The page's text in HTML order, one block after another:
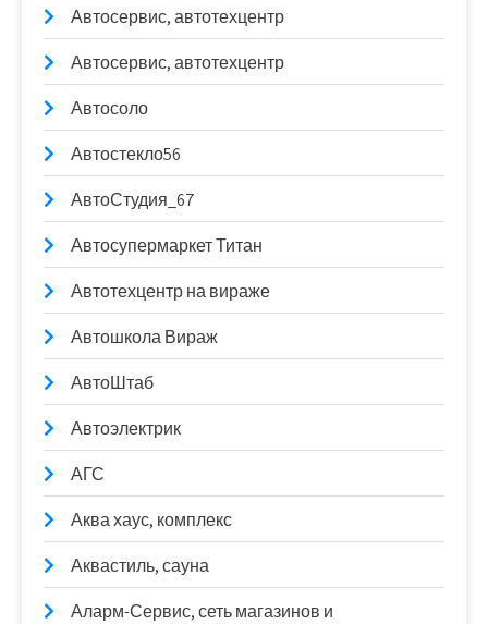
Автосервис, автотехцентр
Автосервис, автотехцентр
Автосоло
Автостекло56
АвтоСтудия_67
Автосупермаркет Титан
Автотехцентр на вираже
Автошкола Вираж
АвтоШтаб
Автоэлектрик
АГС
Аква хаус, комплекс
Аквастиль, сауна
Аларм-Сервис, сеть магазинов и